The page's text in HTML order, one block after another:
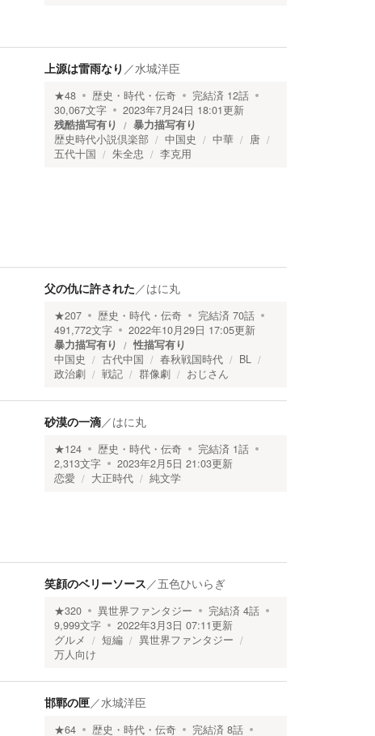
上源は雷雨なり ／水城洋臣
★48 歴史・時代・伝奇 完結済 12話
30,067文字 2023年7月24日 18:01更新
残酷描写有り
暴力描写有り
歴史時代小説倶楽部
中国史 中華
唐
五代十国
朱全忠 李克用
父の仇に許された／はに丸
★207 歴史・時代・伝奇 完結済 70話
491,772文字 2022年10月29日 17:05更新
暴力描写有り
性描写有り
中国史
古代中国 春秋戦国時代
BL
政治劇
戦記 群像劇 おじさん
砂漠の一滴／はに丸
★124 歴史・時代・伝奇 完結済 1話
2,313文字 2023年2月5日 21:03更新
恋愛
大正時代 純文学
笑顔のベリーソース／五色ひいらぎ
★320 異世界ファンタジー 完結済 4話
9,999文字 2022年3月3日 07:11更新
グルメ
短編
異世界ファンタジー
万人向け
邯鄲の匣／水城洋臣
★64 歴史・時代・伝奇 完結済 8話